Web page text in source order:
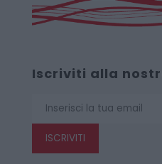
Iscriviti alla
ISCRIVITI